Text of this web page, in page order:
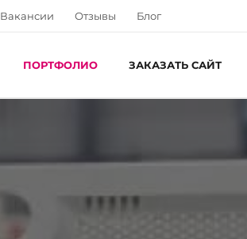
Вакансии Отзывы Блог
ПОРТФОЛИО ЗАКАЗАТЬ САЙТ